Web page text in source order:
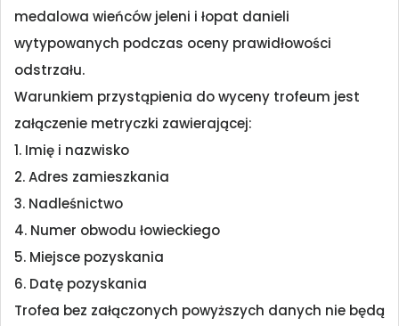
medalowa wieńców jeleni i łopat danieli
wytypowanych podczas oceny prawidłowości
odstrzału.
Warunkiem przystąpienia do wyceny trofeum jest
załączenie metryczki zawierającej:
1. Imię i nazwisko
2. Adres zamieszkania
3. Nadleśnictwo
4. Numer obwodu łowieckiego
5. Miejsce pozyskania
6. Datę pozyskania
Trofea bez załączonych powyższych danych nie będą